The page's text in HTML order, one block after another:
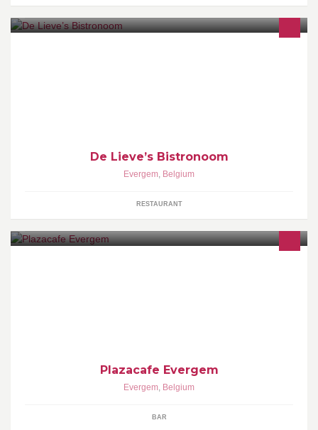
De Lieve’s Bistronoom
Evergem, Belgium
RESTAURANT
Plazacafe Evergem
Evergem, Belgium
BAR